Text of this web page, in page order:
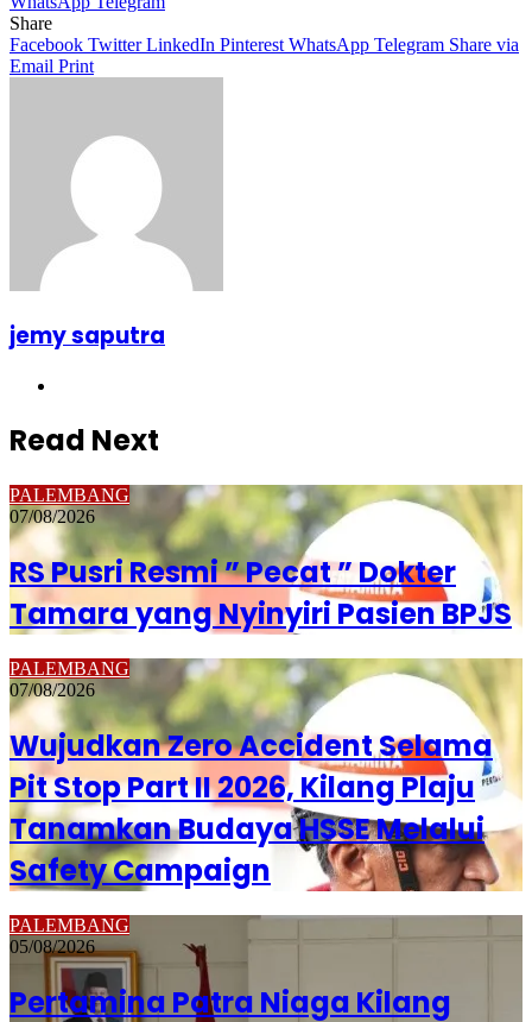
Share
Facebook Twitter LinkedIn Pinterest WhatsApp Telegram Share via
Email Print
jemy saputra
Read Next
PALEMBANG
07/08/2026
RS Pusri Resmi ” Pecat ” Dokter
Tamara yang Nyinyiri Pasien BPJS
PALEMBANG
07/08/2026
Wujudkan Zero Accident Selama
Pit Stop Part II 2026, Kilang Plaju
Tanamkan Budaya HSSE Melalui
Safety Campaign
PALEMBANG
05/08/2026
Pertamina Patra Niaga Kilang